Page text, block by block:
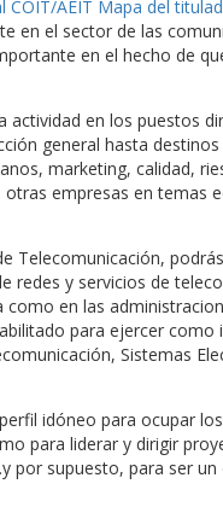
AEIT Mapa del
en el sector de las
en el hecho de
actividad en los puestos
general hasta
marketing, calidad,
empresas en temas
Telecomunicación,
redes y servicios de
en las
para ejercer
Sistemas
idóneo para ocupar
para liderar y dirigir
por supuesto, para ser